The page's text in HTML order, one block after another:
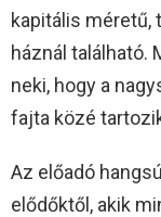
kapitális méretű,
háznál található.
neki, hogy a
fajta közé
Az előadó
elődőktől, akik